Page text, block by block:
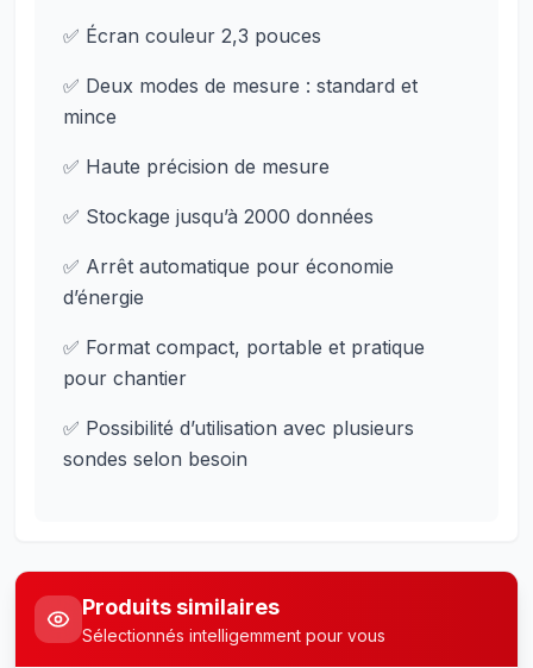
✅ Écran couleur 2,3 pouces
✅ Deux modes de mesure : standard et
mince
✅ Haute précision de mesure
✅ Stockage jusqu’à 2000 données
✅ Arrêt automatique pour économie
d’énergie
✅ Format compact, portable et pratique
pour chantier
✅ Possibilité d’utilisation avec plusieurs
sondes selon besoin
Produits similaires
Sélectionnés intelligemment pour vous